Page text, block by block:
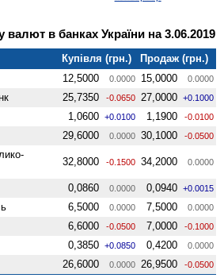
валют в банках України на 3.06.2019
Купівля (грн.)
Продаж (грн.)
12,5000 0.0000 15,0000 0.0000
25,7350 -0.0650 27,0000 +0.1000
1,0600 +0.0100 1,1900 -0.0100
29,6000 0.0000 30,1000 -0.0500
32,8000 -0.1500 34,2000 0.0000
0,0860 0.0000 0,0940 +0.0015
6,5000 0.0000 7,5000 0.0000
6,6000 -0.0500 7,0000 -0.1000
0,3850 +0.0850 0,4200 0.0000
26,6000 0.0000 26,9500 -0.0500